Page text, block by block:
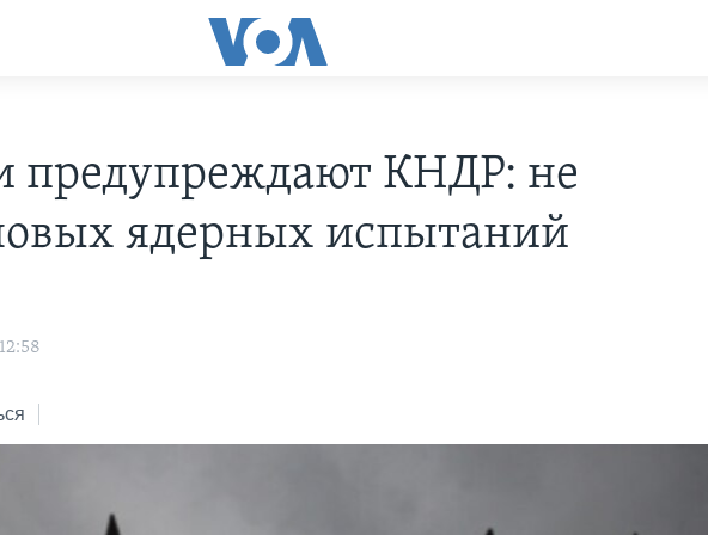
предупреждают КНДР: не
ядерных испытаний